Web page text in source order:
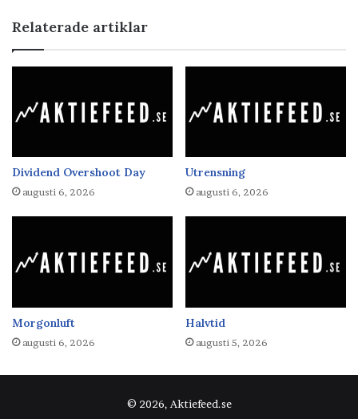
Relaterade artiklar
Dividend Overshoot Day
augusti 6, 2026
Utrensning
augusti 6, 2026
Morgonluft
augusti 6, 2026
Halvtid
augusti 5, 2026
© 2026, Aktiefeed.se